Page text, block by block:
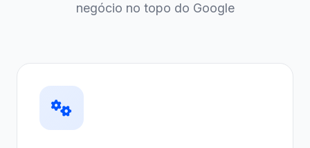
negócio no topo do Google